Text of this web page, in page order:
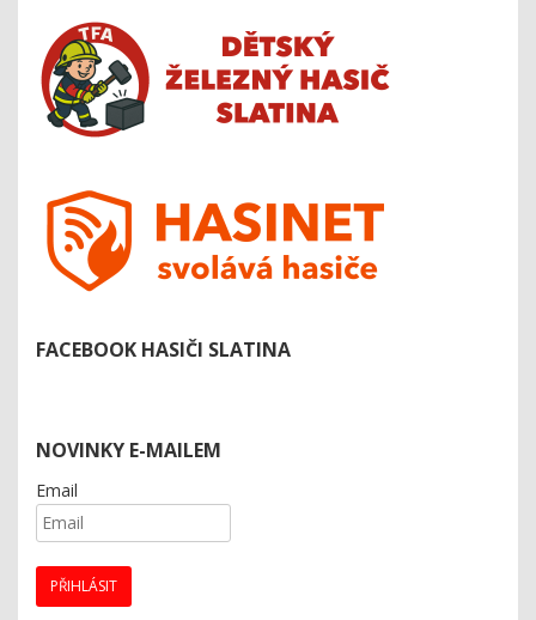
FACEBOOK HASIČI SLATINA
NOVINKY E-MAILEM
Email